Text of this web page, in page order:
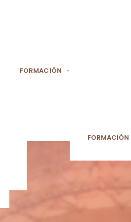
FORMACIÓN
FORMACIÓN